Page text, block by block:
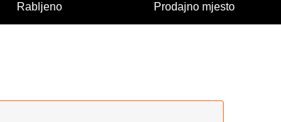
Rabljeno Prodajno mjesto